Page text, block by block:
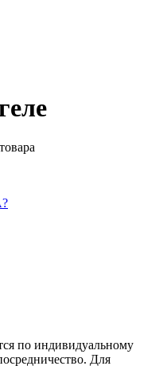
по индивидуальному
Для